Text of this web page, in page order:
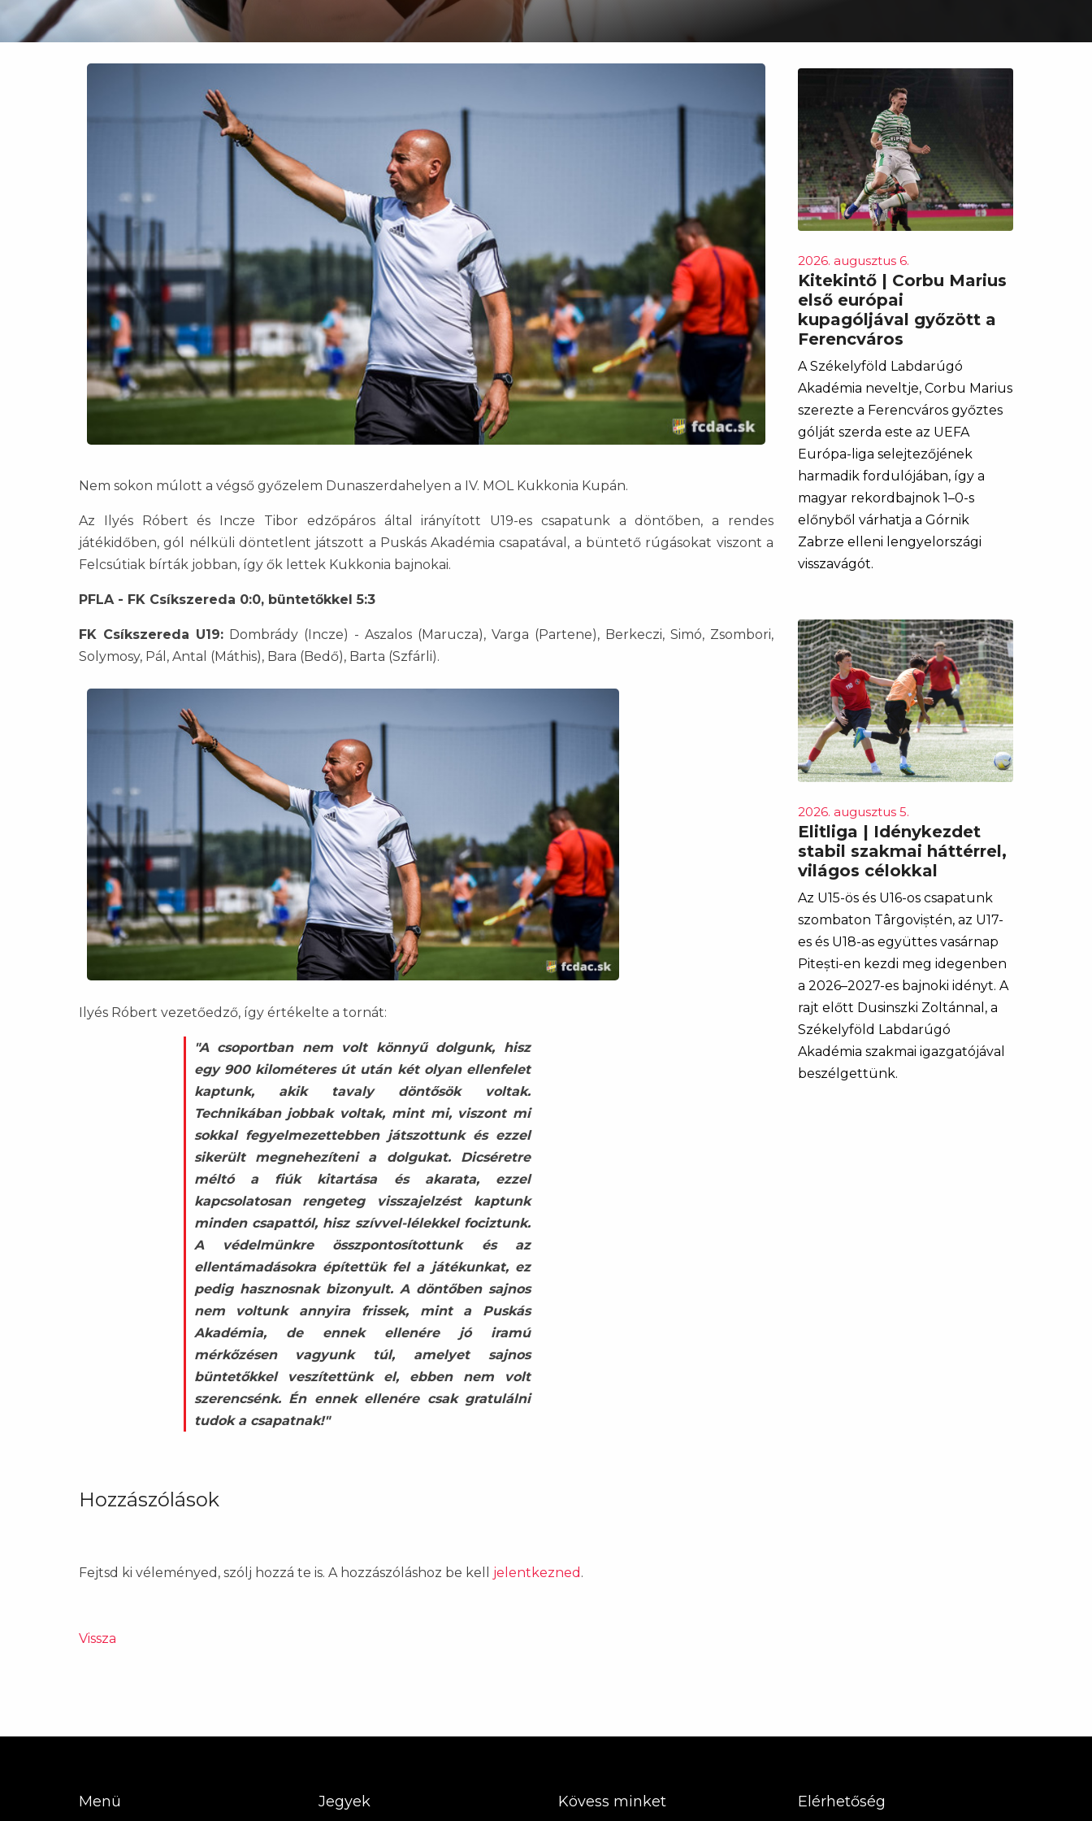
Nem sokon múlott a végső győzelem Dunaszerdahelyen a IV. MOL Kukkonia Kupán.
Az Ilyés Róbert és Incze Tibor edzőpáros által irányított U19-es csapatunk a döntőben, a rendes
játékidőben, gól nélküli döntetlent játszott a Puskás Akadémia csapatával, a büntető rúgásokat viszont a
Felcsútiak bírták jobban, így ők lettek Kukkonia bajnokai.
PFLA - FK Csíkszereda 0:0, büntetőkkel 5:3
FK Csíkszereda U19: Dombrády (Incze) - Aszalos (Marucza), Varga (Partene), Berkeczi, Simó, Zsombori,
Solymosy, Pál, Antal (Máthis), Bara (Bedő), Barta (Szfárli).
Ilyés Róbert vezetőedző, így értékelte a tornát:
"A csoportban nem volt könnyű dolgunk, hisz
egy 900 kilométeres út után két olyan ellenfelet
kaptunk, akik tavaly döntősök voltak.
Technikában jobbak voltak, mint mi, viszont mi
sokkal fegyelmezettebben játszottunk és ezzel
sikerült megnehezíteni a dolgukat. Dicséretre
méltó a fiúk kitartása és akarata, ezzel
kapcsolatosan rengeteg visszajelzést kaptunk
minden csapattól, hisz szívvel-lélekkel fociztunk.
A védelmünkre összpontosítottunk és az
ellentámadásokra építettük fel a játékunkat, ez
pedig hasznosnak bizonyult. A döntőben sajnos
nem voltunk annyira frissek, mint a Puskás
Akadémia, de ennek ellenére jó iramú
mérkőzésen vagyunk túl, amelyet sajnos
büntetőkkel veszítettünk el, ebben nem volt
szerencsénk. Én ennek ellenére csak gratulálni
tudok a csapatnak!"
2026. augusztus 6.
Kitekintő | Corbu Marius
első európai
kupagóljával győzött a
Ferencváros
A Székelyföld Labdarúgó
Akadémia neveltje, Corbu Marius
szerezte a Ferencváros győztes
gólját szerda este az UEFA
Európa-liga selejtezőjének
harmadik fordulójában, így a
magyar rekordbajnok 1–0-s
előnyből várhatja a Górnik
Zabrze elleni lengyelországi
visszavágót.
2026. augusztus 5.
Elitliga | Idénykezdet
stabil szakmai háttérrel,
világos célokkal
Az U15-ös és U16-os csapatunk
szombaton Târgoviștén, az U17-
es és U18-as együttes vasárnap
Pitești-en kezdi meg idegenben
a 2026–2027-es bajnoki idényt. A
rajt előtt Dusinszki Zoltánnal, a
Székelyföld Labdarúgó
Akadémia szakmai igazgatójával
beszélgettünk.
Hozzászólások
Fejtsd ki véleményed, szólj hozzá te is. A hozzászóláshoz be kell jelentkezned .
Vissza
Menü Jegyek Kövess minket Elérhetőség